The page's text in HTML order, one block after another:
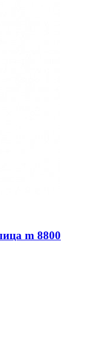
m 8800